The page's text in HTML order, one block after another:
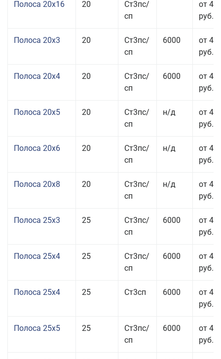
Полоса 20x16 20
Ст3пс/
сп
от 45
руб.
Полоса 20x3 20
Ст3пс/
сп
6000
от 45
руб.
Полоса 20x4 20
Ст3пс/
сп
6000
от 44
руб.
Полоса 20x5 20
Ст3пс/
сп
н/д
от 42
руб.
Полоса 20x6 20
Ст3пс/
сп
н/д
от 46
руб.
Полоса 20x8 20
Ст3пс/
сп
н/д
от 45
руб.
Полоса 25x3 25
Ст3пс/
сп
6000
от 46
руб.
Полоса 25x4 25
Ст3пс/
сп
6000
от 43
руб.
Полоса 25x4 25 Ст3сп 6000
от 43
руб.
Полоса 25x5 25
Ст3пс/
сп
6000
от 42
руб.